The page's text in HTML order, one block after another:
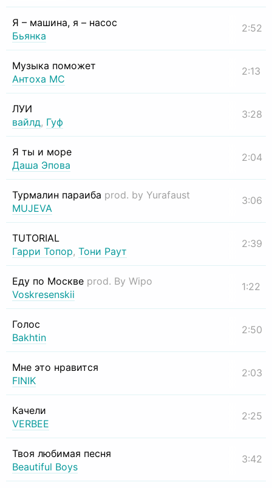
Я – машина, я – насос
Бьянка
2:52
Музыка поможет
Антоха МС
2:13
ЛУИ
вайлд, Гуф
3:28
Я ты и море
Даша Эпова
2:04
Турмалин параиба prod. by Yurafaust
MUJEVA
3:06
TUTORIAL
Гарри Топор, Тони Раут
2:39
Еду по Москве prod. By Wipo
Voskresenskii
1:22
Голос
Bakhtin
2:50
Мне это нравится
FINIK
2:03
Качели
VERBEE
2:25
Твоя любимая песня
Beautiful Boys
3:42